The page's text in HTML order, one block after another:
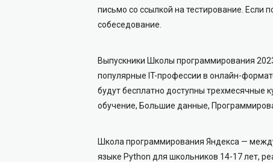
письмо со ссылкой на тестирование. Если
собеседование.
Выпускники Школы программирования
популярные IT-профессии в онлайн-
будут бесплатно доступны трехмесячные
обучение, Большие данные,
Школа программирования Яндекса —
языке Python для школьников 14-17 лет,